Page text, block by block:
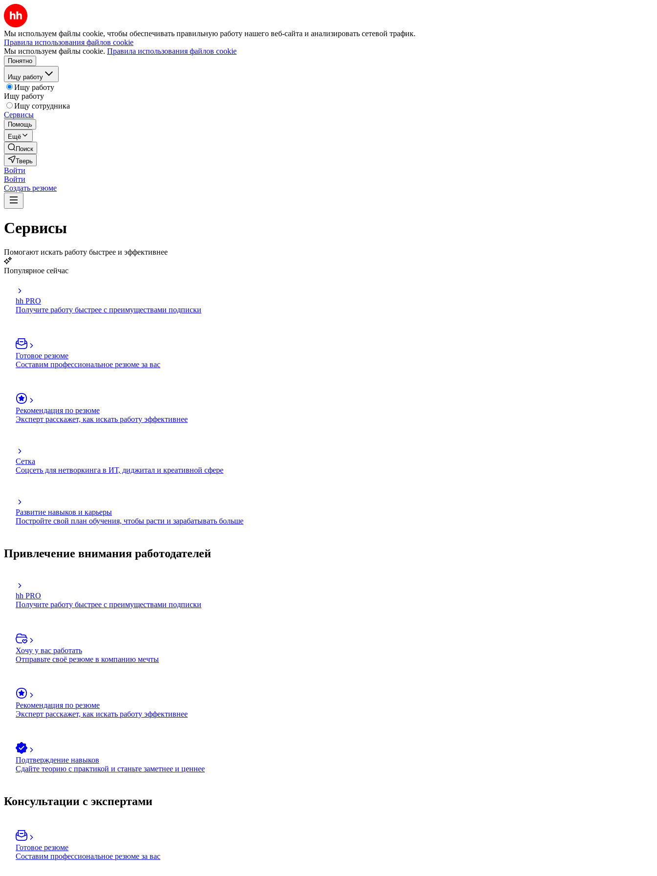
Мы используем файлы cookie, чтобы обеспечивать правильную работу нашего веб-сайта и анализировать сетевой трафик.
Правила использования файлов cookie
Мы используем файлы cookie. Правила использования файлов cookie
Понятно
Ищу работу
Ищу работу
Ищу работу
Ищу сотрудника
Сервисы
Помощь
Ещё
Поиск
Тверь
Войти
Войти
Создать резюме
Сервисы
Помогают искать работу быстрее и эффективнее
Популярное сейчас
hh PRO
Получите работу быстрее с преимуществами подписки
Готовое резюме
Составим профессиональное резюме за вас
Рекомендация по резюме
Эксперт расскажет, как искать работу эффективнее
Сетка
Соцсеть для нетворкинга в ИТ, диджитал и креативной сфере
Развитие навыков и карьеры
Постройте свой план обучения, чтобы расти и зарабатывать больше
Привлечение внимания работодателей
hh PRO
Получите работу быстрее с преимуществами подписки
Хочу у вас работать
Отправьте своё резюме в компанию мечты
Рекомендация по резюме
Эксперт расскажет, как искать работу эффективнее
Подтверждение навыков
Сдайте теорию с практикой и станьте заметнее и ценнее
Консультации с экспертами
Готовое резюме
Составим профессиональное резюме за вас